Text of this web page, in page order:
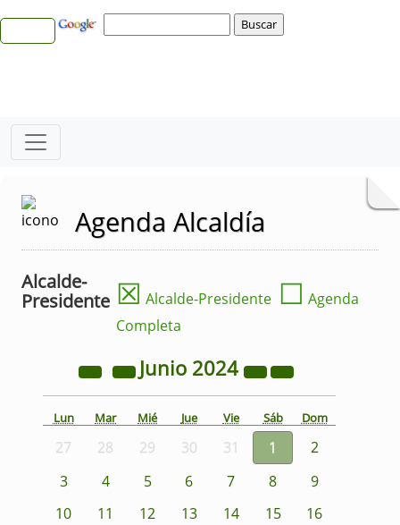
Agenda Alcaldía
Alcalde-
Presidente ☒ Alcalde-Presidente ☐ Agenda
Completa
Junio 2024
Lun Mar Mié Jue Vie Sáb Dom
27 28 29 30 31 1
2
3
4 5 6 7 8
9
10
11 12 13 14 15
16